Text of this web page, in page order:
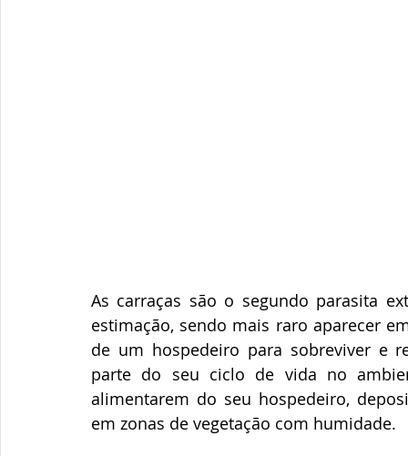
As carraças são o segundo parasita
estimação, sendo mais raro aparecer
de um hospedeiro para sobreviver e
parte do seu ciclo de vida no
alimentarem do seu hospedeiro,
em zonas de vegetação com humidade.